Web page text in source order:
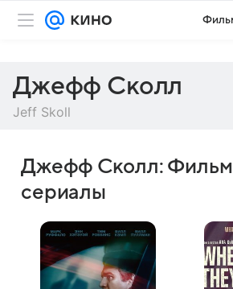
Джефф Сколл
Jeff Skoll
Джефф Сколл:
сериалы